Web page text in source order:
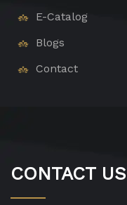
E-Catalog
Blogs
Contact
CONTACT US